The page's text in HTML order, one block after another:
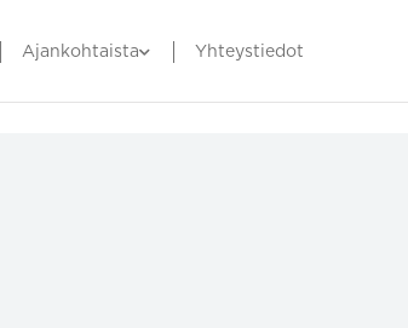
Ajankohtaista Yhteystiedot